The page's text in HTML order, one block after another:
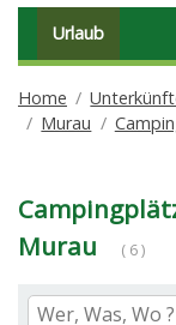
Urlaub
Home
Murau
Murau
( 6 )